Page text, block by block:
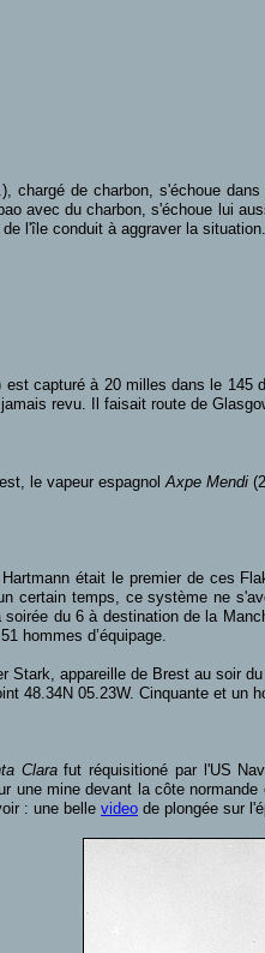
chargé de charbon, s'échoue
avec du charbon, s'échoue lui
l'île conduit à aggraver la
capturé à 20 milles dans le 145
revu. Il faisait route de
le vapeur espagnolAxpe Mendi
était le premier de ces
certain temps, ce système ne
du 6 à destination de la
hommes d’équipage.
Stark, appareille de Brest au soir
48.34N 05.23W. Cinquante et un
Clarafut réquisitioné par l'US
une mine devant la côte
: une belle video de plongée sur